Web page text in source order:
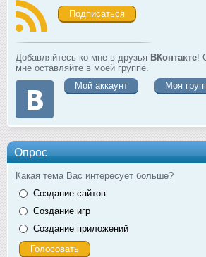
Подписаться
Добавляйтесь ко мне в друзья ВКонтакте!
мне оставляйте в моей группе.
Мой аккаунт
Моя
Опрос
Какая тема Вас интересует больше?
Создание сайтов
Создание игр
Создание приложений